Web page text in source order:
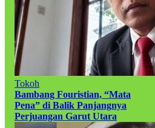
Tokoh
Bambang Fouristian, “Mata
Pena” di Balik Panjangnya
Perjuangan Garut Utara